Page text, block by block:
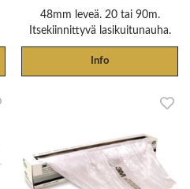
48mm leveä. 20 tai 90m.
Itsekiinnittyvä lasikuitunauha.
Info